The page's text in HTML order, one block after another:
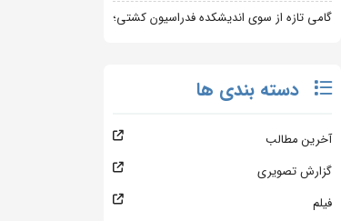
گامی تازه از سوی اندیشکده فدراسیون کشتی؛
دسته بندی ها
آخرین مطالب
گزارش تصویری
فیلم